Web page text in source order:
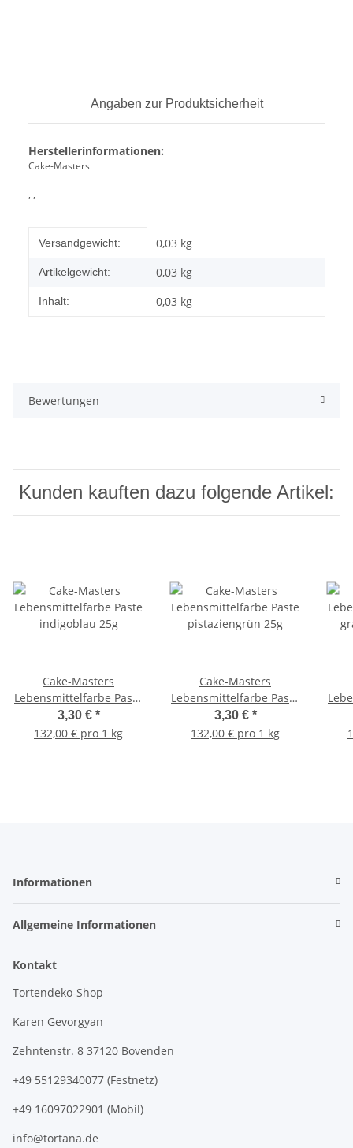
Angaben zur Produktsicherheit
Herstellerinformationen:
Cake-Masters
, ,
Produkteigenschaft
Wert
Versandgewicht: 0,03 kg
Artikelgewicht: 0,03 kg
Inhalt: 0,03 kg
Bewertungen
Kunden kauften dazu folgende Artikel:
Cake-Masters
Lebensmittelfarbe Paste
indigoblau 25g
3,30 € *
132,00 € pro 1 kg
Cake-Masters
Lebensmittelfarbe Paste
pistaziengrün 25g
3,30 € *
132,00 € pro 1 kg
Informationen
Allgemeine Informationen
Kontakt
Tortendeko-Shop
Karen Gevorgyan
Zehntenstr. 8 37120 Bovenden
+49 55129340077 (Festnetz)
+49 16097022901 (Mobil)
info@tortana.de